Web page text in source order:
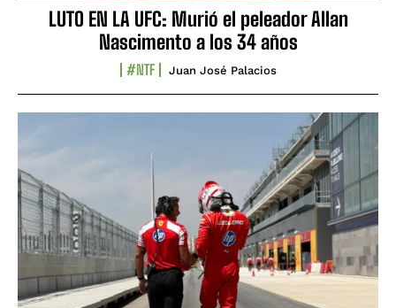
LUTO EN LA UFC: Murió el peleador Allan
Nascimento a los 34 años
#NTF Juan José Palacios